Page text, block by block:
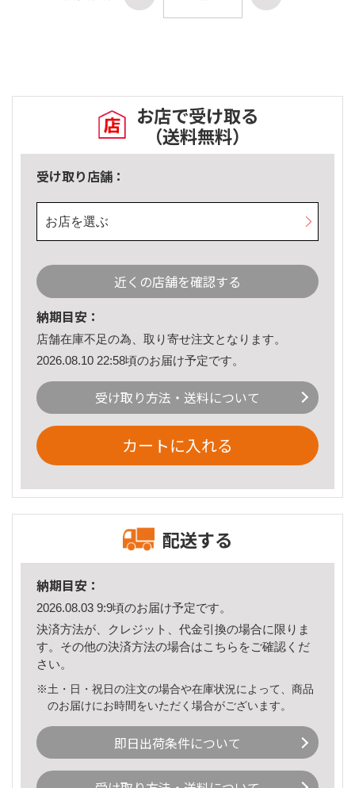
お店で受け取る
（送料無料）
受け取り店舗：
お店を選ぶ
近くの店舗を確認する
納期目安：
店舗在庫不足の為、取り寄せ注文となります。
2026.08.10 22:58頃のお届け予定です。
受け取り方法・送料について
カートに入れる
配送する
納期目安：
2026.08.03 9:9頃のお届け予定です。
決済方法が、クレジット、代金引換の場合に限りま
す。その他の決済方法の場合はこちら をご確認くだ
さい。
※土・日・祝日の注文の場合や在庫状況によって、商品
のお届けにお時間をいただく場合がございます。
即日出荷条件について